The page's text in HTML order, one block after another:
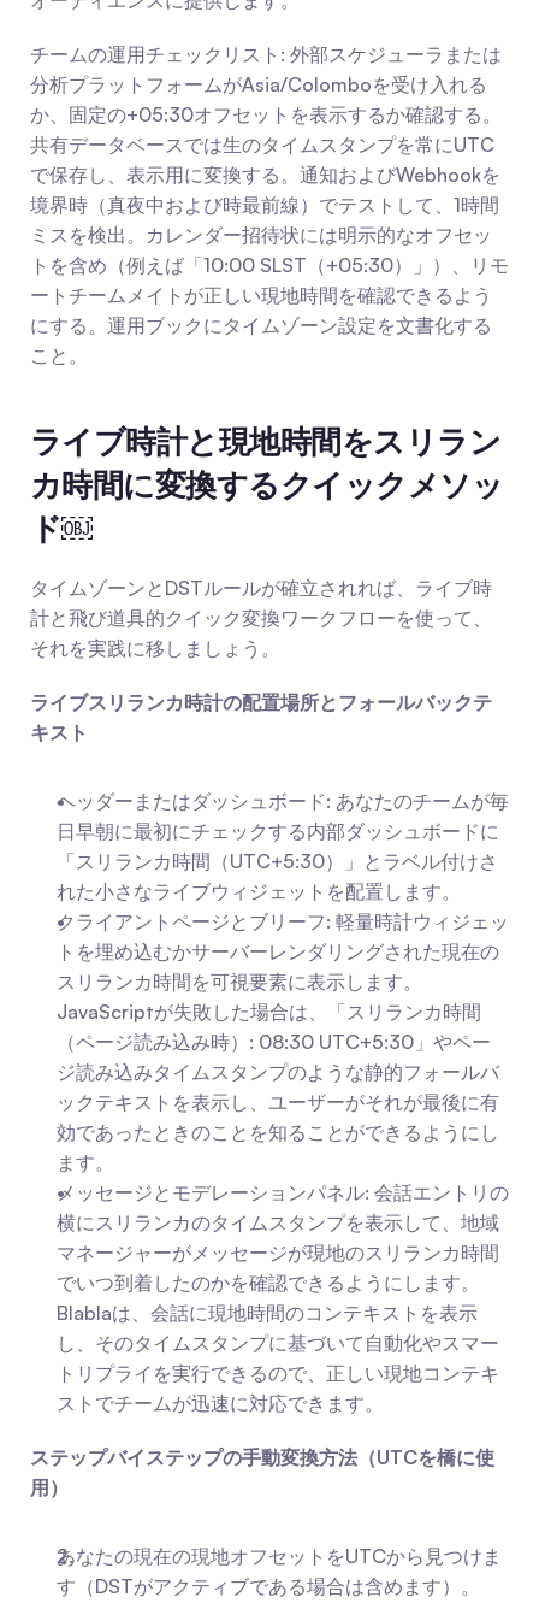
チームの運用チェックリスト: 外部スケジューラまたは
分析プラットフォームがAsia/Colomboを受け入れる
か、固定の+05:30オフセットを表示するか確認する。
共有データベースでは生のタイムスタンプを常にUTC
で保存し、表示用に変換する。通知およびWebhookを
境界時（真夜中および時最前線）でテストして、1時間
ミスを検出。カレンダー招待状には明示的なオフセッ
トを含め（例えば「10:00 SLST（+05:30）」）、リモ
ートチームメイトが正しい現地時間を確認できるよう
にする。運用ブックにタイムゾーン設定を文書化する
こと。
ライブ時計と現地時間をスリラン
カ時間に変換するクイックメソッ
ド￼
タイムゾーンとDSTルールが確立されれば、ライブ時
計と飛び道具的クイック変換ワークフローを使って、
それを実践に移しましょう。
ライブスリランカ時計の配置場所とフォールバックテ
キスト
ヘッダーまたはダッシュボード: あなたのチームが毎
日早朝に最初にチェックする内部ダッシュボードに
「スリランカ時間（UTC+5:30）」とラベル付けさ
れた小さなライブウィジェットを配置します。
クライアントページとブリーフ: 軽量時計ウィジェッ
トを埋め込むかサーバーレンダリングされた現在の
スリランカ時間を可視要素に表示します。
JavaScriptが失敗した場合は、「スリランカ時間
（ページ読み込み時）: 08:30 UTC+5:30」やペー
ジ読み込みタイムスタンプのような静的フォールバ
ックテキストを表示し、ユーザーがそれが最後に有
効であったときのことを知ることができるようにし
ます。
メッセージとモデレーションパネル: 会話エントリの
横にスリランカのタイムスタンプを表示して、地域
マネージャーがメッセージが現地のスリランカ時間
でいつ到着したのかを確認できるようにします。
Blablaは、会話に現地時間のコンテキストを表示
し、そのタイムスタンプに基づいて自動化やスマー
トリプライを実行できるので、正しい現地コンテキ
ストでチームが迅速に対応できます。
ステップバイステップの手動変換方法（UTCを橋に使
用）
あなたの現在の現地オフセットをUTCから見つけま
す（DSTがアクティブである場合は含めます）。